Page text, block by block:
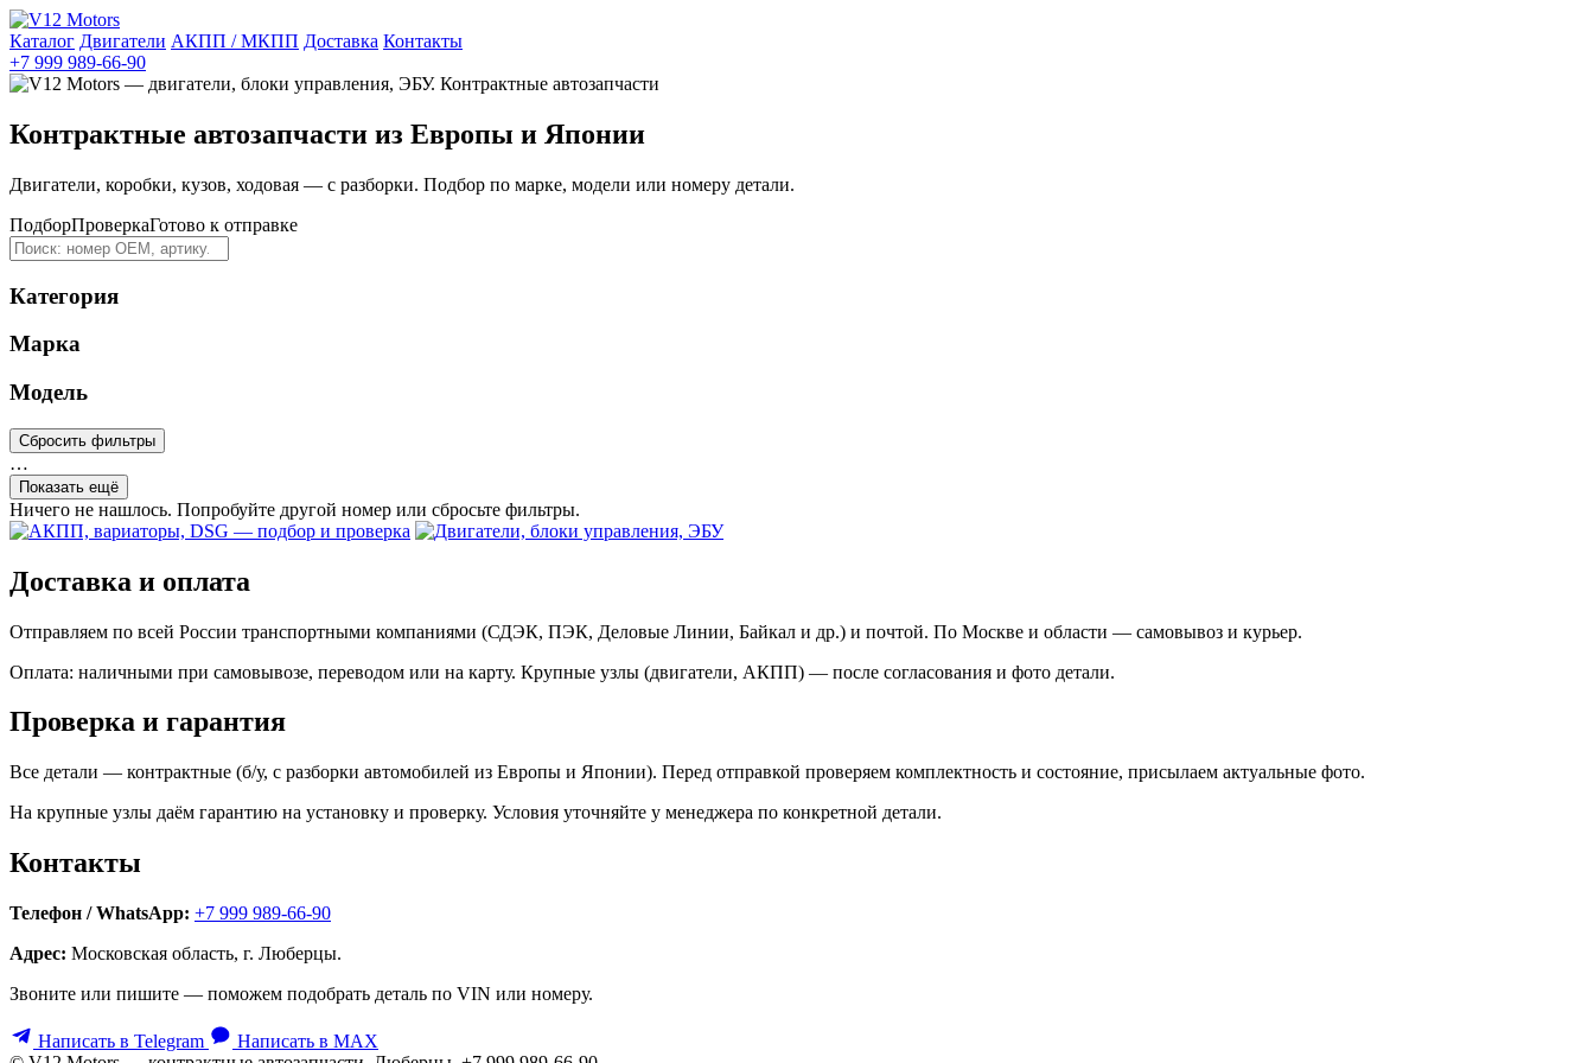
Каталог Двигатели АКПП / МКПП Доставка Контакты
+7 999 989-66-90
Контрактные автозапчасти из Европы и Японии
Двигатели, коробки, кузов, ходовая — с разборки. Подбор по марке, модели или номеру детали.
ПодборПроверкаГотово к отправке
Категория
Марка
Модель
Сбросить фильтры
…
Показать ещё
Ничего не нашлось. Попробуйте другой номер или сбросьте фильтры.
Доставка и оплата
Отправляем по всей России транспортными компаниями (СДЭК, ПЭК, Деловые Линии, Байкал и др.) и почтой. По Москве и области — самовывоз и курьер.
Оплата: наличными при самовывозе, переводом или на карту. Крупные узлы (двигатели, АКПП) — после согласования и фото детали.
Проверка и гарантия
Все детали — контрактные (б/у, с разборки автомобилей из Европы и Японии). Перед отправкой проверяем комплектность и состояние, присылаем актуальные фото.
На крупные узлы даём гарантию на установку и проверку. Условия уточняйте у менеджера по конкретной детали.
Контакты
Телефон / WhatsApp: +7 999 989-66-90
Адрес: Московская область, г. Люберцы.
Звоните или пишите — поможем подобрать деталь по VIN или номеру.
Написать в Telegram
Написать в MAX